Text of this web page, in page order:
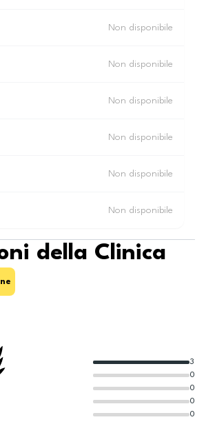
Non disponibile
Non disponibile
Non disponibile
Non disponibile
Non disponibile
Non disponibile
della Clinica
0
0
0
0
3